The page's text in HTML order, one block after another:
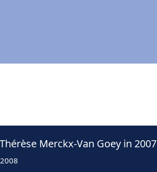
Merckx-Van Goey in 2007